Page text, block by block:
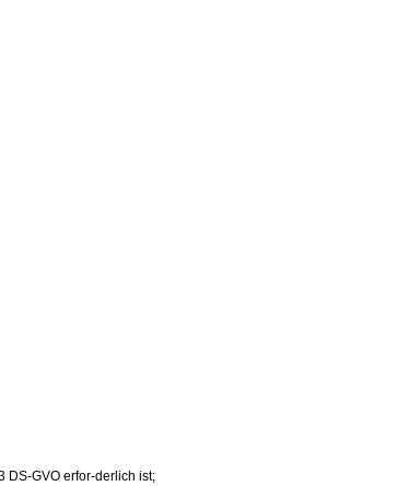
DS-GVO erfor-derlich ist;